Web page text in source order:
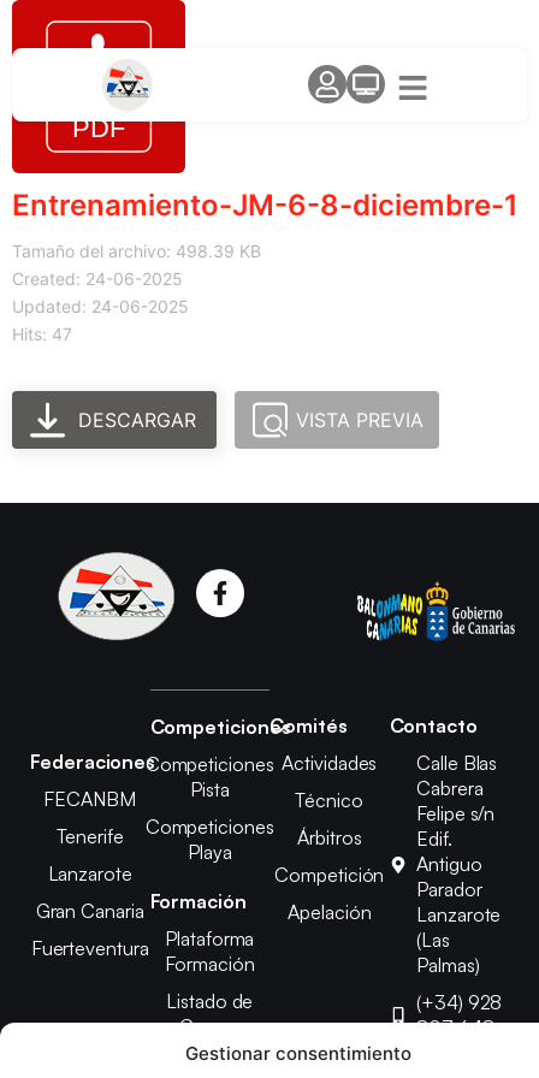
Gestionar consentimiento
Entrenamiento-JM-6-8-diciembre-1
Tamaño del archivo: 498.39 KB
Created: 24-06-2025
Updated: 24-06-2025
Hits: 47
DESCARGAR VISTA PREVIA
Federaciones
FECANBM
Tenerife
Lanzarote
Gran Canaria
Fuerteventura
Competiciones
Competiciones
Pista
Competiciones
Playa
Formación
Plataforma
Formación
Listado de
Cursos
Comités
Actividades
Técnico
Árbitros
Competición
Apelación
Contacto
Calle Blas
Cabrera
Felipe s/n
Edif.
Antiguo
Parador
Lanzarote
(Las
Palmas)
(+34) 928
807 648